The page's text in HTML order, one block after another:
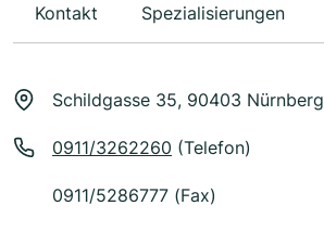
Kontakt Spezialisierungen
Schildgasse 35, 90403 Nürnberg
0911/3262260 (Telefon)
0911/5286777 (Fax)